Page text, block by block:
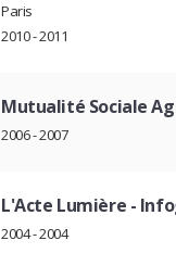
Paris
2010 - 2011
Mutualité Sociale
2006 - 2007
L'Acte Lumière -
2004 - 2004